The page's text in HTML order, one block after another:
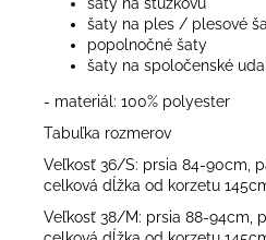
šaty na ples / plesové
popolnočné šaty
šaty na spoločenské
- materiál: 100% polyester
Tabuľka rozmerov
Veľkosť 36/S: prsia 84-90cm,
celková dĺžka od korzetu
Veľkosť 38/M: prsia 88-94cm,